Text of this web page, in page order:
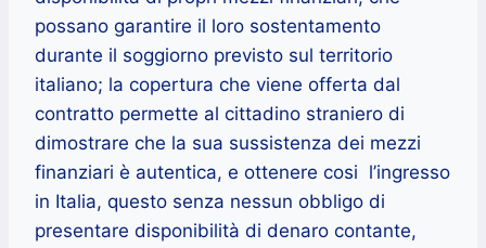
possano garantire il loro sostentamento
durante il soggiorno previsto sul territorio
italiano; la copertura che viene offerta dal
contratto permette al cittadino straniero di
dimostrare che la sua sussistenza dei mezzi
finanziari è autentica, e ottenere cosi l’ingresso
in Italia, questo senza nessun obbligo di
presentare disponibilità di denaro contante,